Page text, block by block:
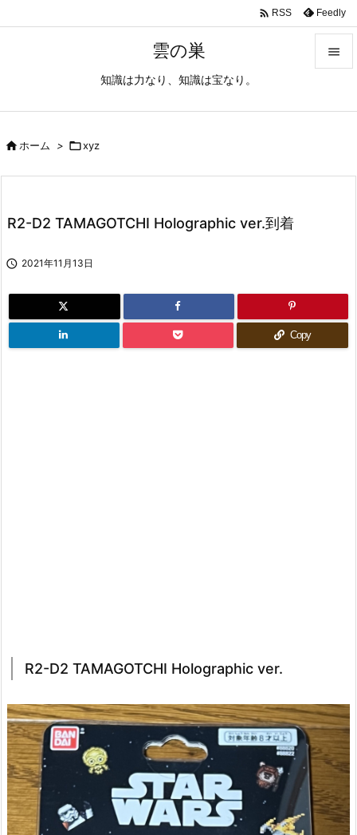
雲の巣
知識は力なり、知識は宝なり。

 RSS Feedly
ホーム > xyz
R2-D2 TAMAGOTCHI Holographic ver.到着
 2021年11月13日
Copy
R2-D2 TAMAGOTCHI Holographic ver.